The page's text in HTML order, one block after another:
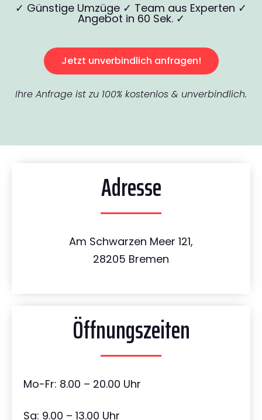
✓ Günstige Umzüge ✓ Team aus Experten ✓
Angebot in 60 Sek. ✓
Jetzt unverbindlich anfragen!
Ihre Anfrage ist zu 100% kostenlos & unverbindlich.
Adresse
Am Schwarzen Meer 121,
28205 Bremen
Öffnungszeiten
Mo-Fr: 8.00 – 20.00 Uhr
Sa: 9.00 – 13.00 Uhr